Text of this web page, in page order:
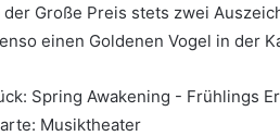
der Große Preis stets zwei
einen Goldenen Vogel in der
Spring Awakening - Frühlings
Musiktheater